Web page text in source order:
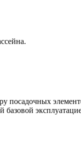
посадочных
базовой